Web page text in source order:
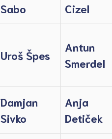
Sabo
Cizel
Uroš Špes
Antun
Smerdel
Damjan
Sivko
Anja
Detiček